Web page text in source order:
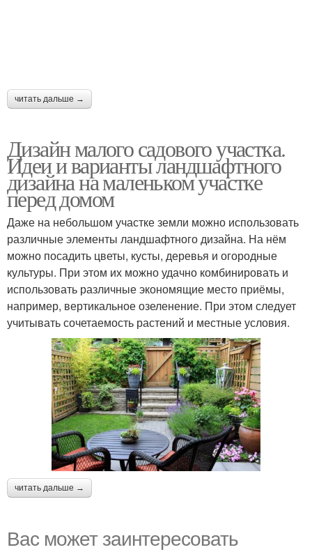
читать дальше →
Дизайн малого садового участка.
Идеи и варианты ландшафтного
дизайна на маленьком участке
перед домом
Даже на небольшом участке земли можно использовать
различные элементы ландшафтного дизайна. На нём
можно посадить цветы, кусты, деревья и огородные
культуры. При этом их можно удачно комбинировать и
использовать различные экономящие место приёмы,
например, вертикальное озеленение. При этом следует
учитывать сочетаемость растений и местные условия.
читать дальше →
Вас может заинтересовать